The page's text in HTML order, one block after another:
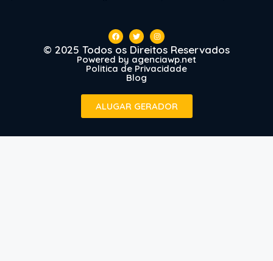
© 2025 Todos os Direitos Reservados
Powered by agenciawp.net
Politica de Privacidade
Blog
ALUGAR GERADOR